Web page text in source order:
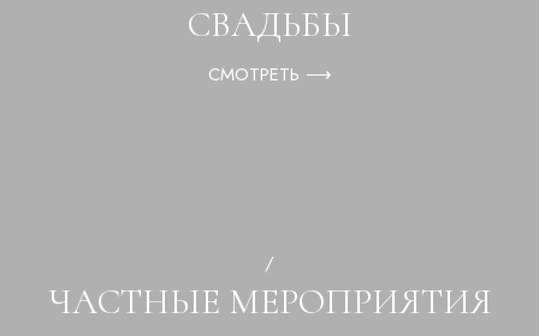
СВАДЬБЫ
СМОТРЕТЬ ⟶
/
ЧАСТНЫЕ МЕРОПРИЯТИЯ